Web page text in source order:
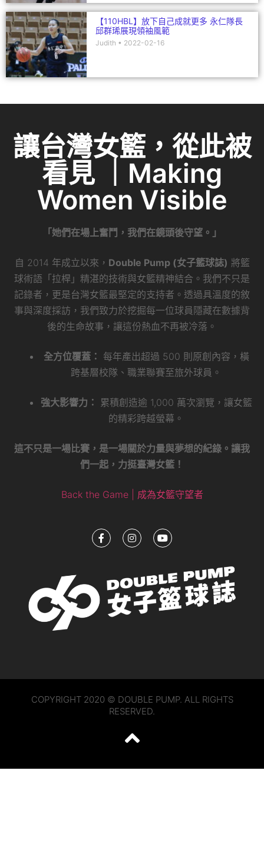
【110HBL】放下自己成就更多 永仁隊長
邱群琋展現領袖風範
Judith 2022-02-16
讓台灣女籃，從此被
看見 ｜Making
Women Visible
「她們在場上奮鬥，我們在鏡頭後守望。」
自 2014 年成立以來， Double Pump (女子籃球誌) 將籃
球術語「拉桿」精湛的技術與女籃精神結合。我們不只是
記錄者，更是台灣女籃最堅定的支持者。透過具溫度的敘
事與深度採訪，我們致力於挖掘每一位球員隱藏在數據背
後的生命故事，讓這份熱血不再被冷落。
全方位覆蓋： 每年產出超過 500 則原創內容，橫
跨基層校隊、職業聯賽至旅外球員。
強大影響力：
累積創造逾 1,000 萬次瀏覽，讓女籃
的精彩跨越螢幕。
這不只是一場比賽，是一場關於力量與夢想的紀錄。讓我
們一起，力挺臺灣女籃！
Back the Game | 成為女籃守望者
COPYRIGHT 2020 © DOUBLE PUMP. ALL RIGHTS
RESERVED.